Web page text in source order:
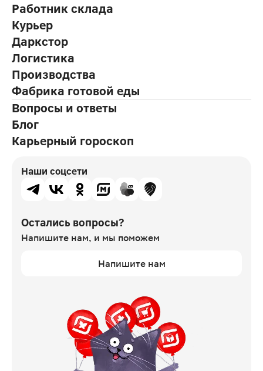
Работник склада
Курьер
Даркстор
Логистика
Производства
Фабрика готовой еды
Вопросы и ответы
Блог
Карьерный гороскоп
Наши соцсети
Остались вопросы?
Напишите нам, и мы поможем
Напишите нам